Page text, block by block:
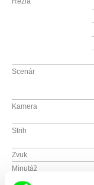
Scenár
Kamera
Strih
Zvuk
Minutáž
Rok výroby